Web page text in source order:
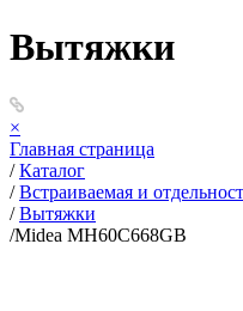
Вытяжки
×
Главная страница
/ Каталог
/ Встраиваемая и
/ Вытяжки
/Midea MH60C668GB